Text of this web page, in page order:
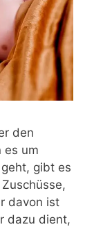
den
es um
gibt es
davon ist
dazu dient,